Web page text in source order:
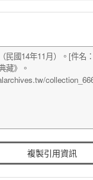
複製引用資訊